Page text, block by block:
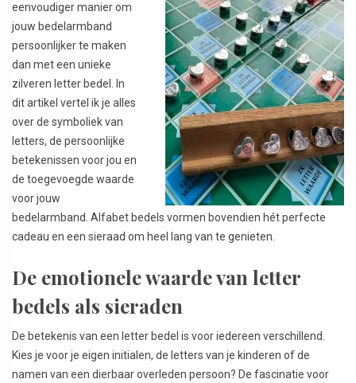
eenvoudiger manier om
jouw bedelarmband
persoonlijker te maken
dan met een unieke
zilveren letter bedel. In
dit artikel vertel ik je alles
over de symboliek van
letters, de persoonlijke
betekenissen voor jou en
de toegevoegde waarde
voor jouw
bedelarmband. Alfabet bedels vormen bovendien hét perfecte
cadeau en een sieraad om heel lang van te genieten.
De emotionele waarde van letter
bedels als sieraden
De betekenis van een letter bedel is voor iedereen verschillend.
Kies je voor je eigen initialen, de letters van je kinderen of de
namen van een dierbaar overleden persoon? De fascinatie voor